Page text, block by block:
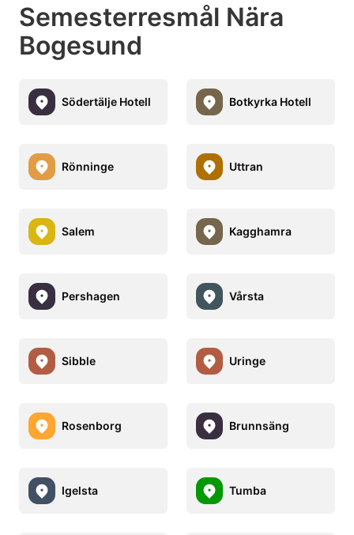
Semesterresmål Nära
Bogesund
Södertälje Hotell Botkyrka Hotell
Rönninge Uttran
Salem Kagghamra
Pershagen Vårsta
Sibble Uringe
Rosenborg Brunnsäng
Igelsta Tumba